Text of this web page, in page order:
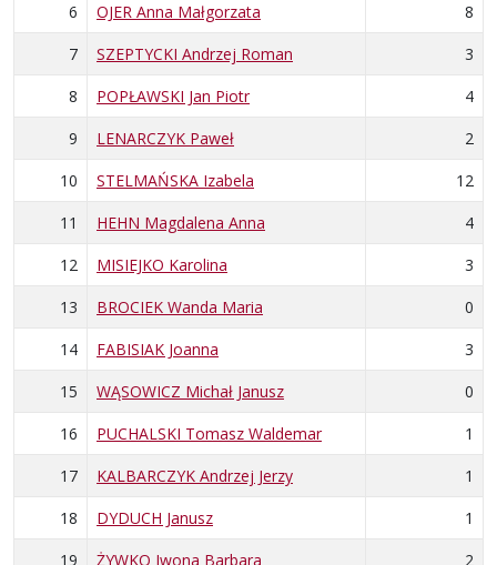
6
OJER Anna Małgorzata
8
7
SZEPTYCKI Andrzej Roman
3
8
POPŁAWSKI Jan Piotr
4
9
LENARCZYK Paweł
2
10
STELMAŃSKA Izabela
12
11
HEHN Magdalena Anna
4
12
MISIEJKO Karolina
3
13
BROCIEK Wanda Maria
0
14
FABISIAK Joanna
3
15
WĄSOWICZ Michał Janusz
0
16
PUCHALSKI Tomasz Waldemar
1
17
KALBARCZYK Andrzej Jerzy
1
18
DYDUCH Janusz
1
19
ŻYWKO Iwona Barbara
2